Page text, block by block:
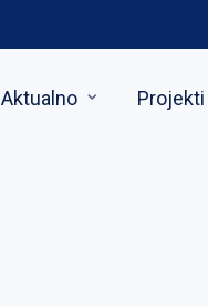
Aktualno Projekti